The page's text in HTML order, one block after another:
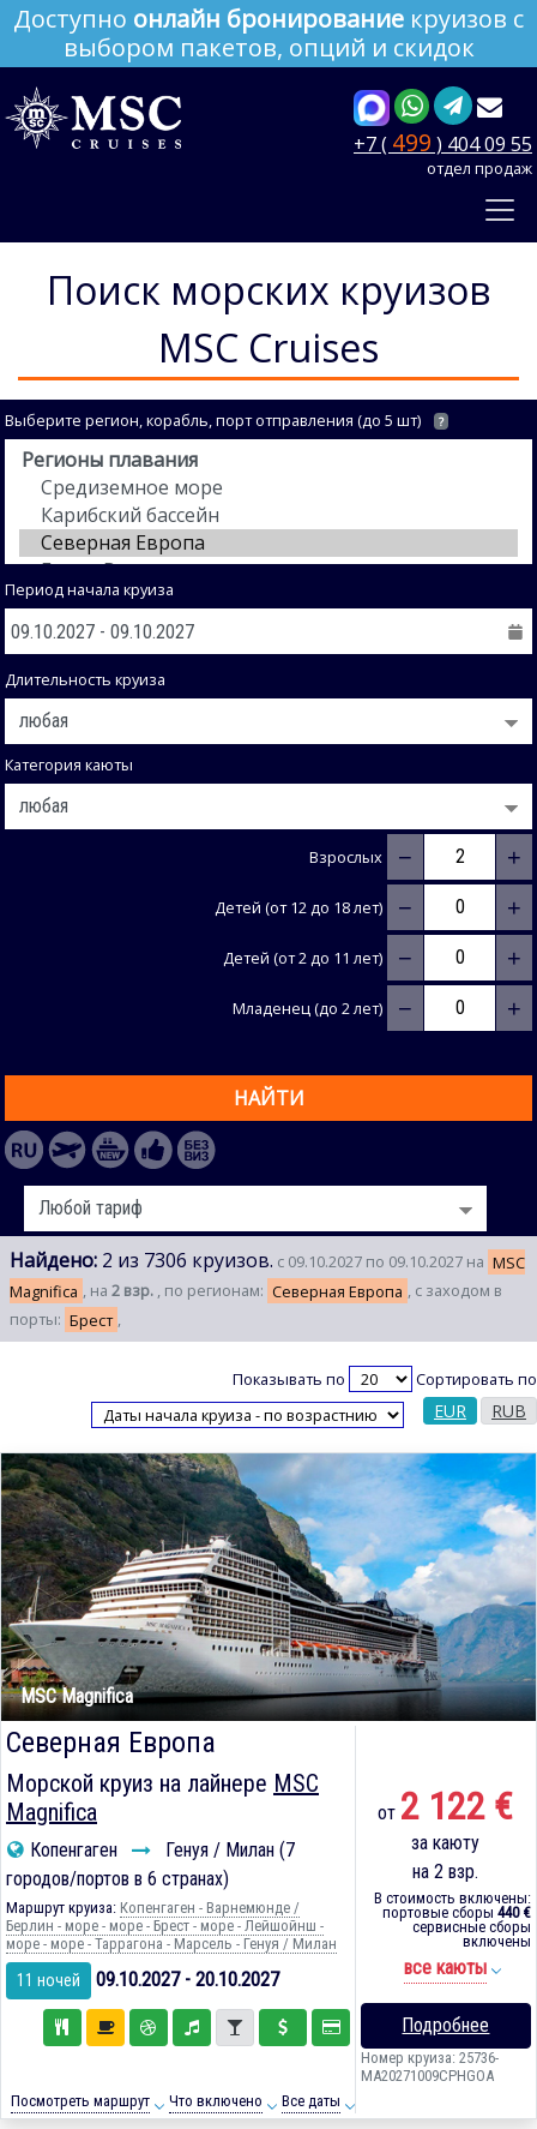
Доступно онлайн бронирование круизов с
выбором пакетов, опций и скидок
+7 ( 499 ) 404 09 55
отдел продаж
Поиск морских круизов
MSC Cruises
Выберите регион, корабль, порт отправления (до 5 шт) ?
Период начала круиза
Длительность круиза
Категория каюты
Взрослых − +
Детей (от 12 до 18 лет) − +
Детей (от 2 до 11 лет) − +
Младенец (до 2 лет) − +
НАЙТИ
Найдено: 2 из 7306 круизов. с 09.10.2027 по 09.10.2027 на MSC
Magnifica , на 2 взр. , по регионам: Северная Европа , с заходом в
порты: Брест ,
Показывать по Сортировать по
EUR RUB
MSC Magnifica
Северная Европа
Морской круиз на лайнере MSC
Magnifica
Копенгаген
Генуя / Милан (7
городов/портов в 6 странах)
Маршрут круиза: Копенгаген - Варнемюнде /
Берлин - море - море - Брест - море - Лейшойнш -
море - море - Таррагона - Марсель - Генуя / Милан
11 ночей 09.10.2027 - 20.10.2027
Посмотреть маршрут Что включено Все даты
от 2 122 €
за каюту
на 2 взр.
В стоимость включены:
портовые сборы 440 €
сервисные сборы
включены
все каюты
Подробнее
Номер круиза: 25736-
MA20271009CPHGOA